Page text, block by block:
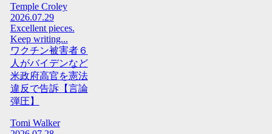
Temple Croley
2026.07.29
Excellent pieces.
Keep writing...
ワクチン被害者６
人がバイデンなど
米政府高官を憲法
違反で告訴【言論
弾圧】
Tomi Walker